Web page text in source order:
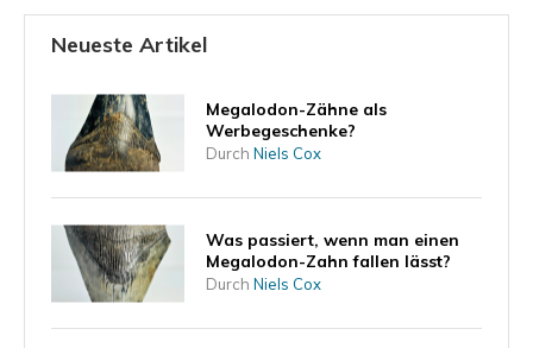
Neueste Artikel
Megalodon-Zähne als
Werbegeschenke?
Durch Niels Cox
Was passiert, wenn man einen
Megalodon-Zahn fallen lässt?
Durch Niels Cox